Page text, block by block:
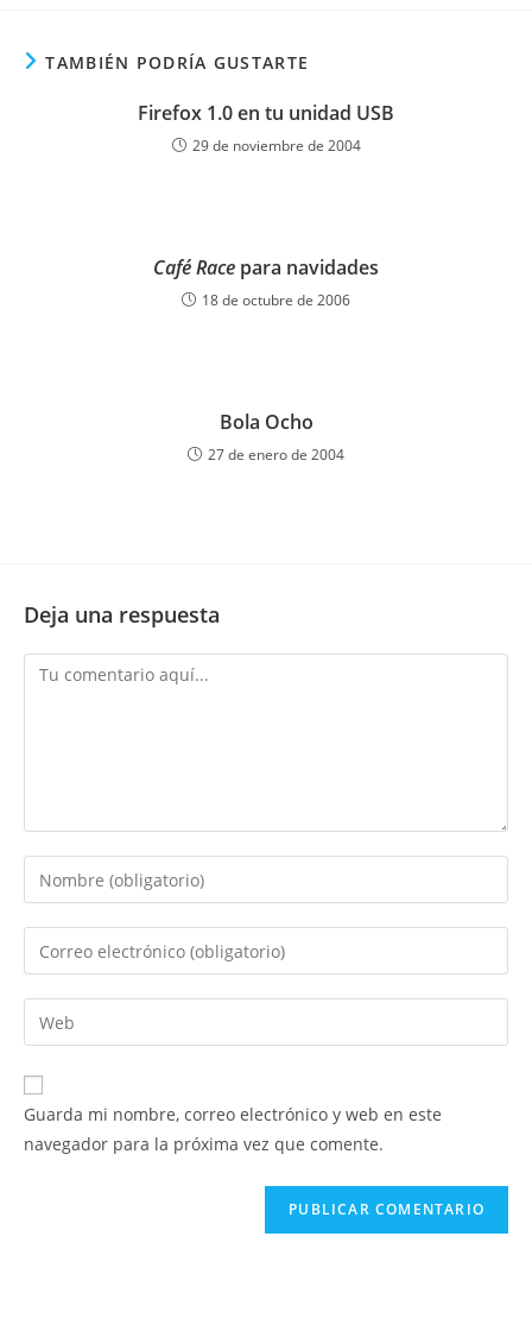
TAMBIÉN PODRÍA GUSTARTE
Firefox 1.0 en tu unidad USB
29 de noviembre de 2004
Café Race para navidades
18 de octubre de 2006
Bola Ocho
27 de enero de 2004
Deja una respuesta
Comentario
Introduce
tu
nombre
de
usuario
para
comentar
Introduce
tu
dirección
de
electrónico
para
comentar
Introduce
la
URL
de
Guarda mi nombre, correo electrónico y web en este
navegador para la próxima vez que comente.